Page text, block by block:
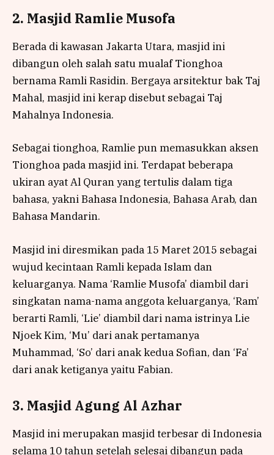
2. Masjid Ramlie Musofa
Berada di kawasan Jakarta Utara, masjid ini
dibangun oleh salah satu mualaf Tionghoa
bernama Ramli Rasidin. Bergaya arsitektur bak Taj
Mahal, masjid ini kerap disebut sebagai Taj
Mahalnya Indonesia.
Sebagai tionghoa, Ramlie pun memasukkan aksen
Tionghoa pada masjid ini. Terdapat beberapa
ukiran ayat Al Quran yang tertulis dalam tiga
bahasa, yakni Bahasa Indonesia, Bahasa Arab, dan
Bahasa Mandarin.
Masjid ini diresmikan pada 15 Maret 2015 sebagai
wujud kecintaan Ramli kepada Islam dan
keluarganya. Nama ‘Ramlie Musofa’ diambil dari
singkatan nama-nama anggota keluarganya, ‘Ram’
berarti Ramli, ‘Lie’ diambil dari nama istrinya Lie
Njoek Kim, ‘Mu’ dari anak pertamanya
Muhammad, ‘So’ dari anak kedua Sofian, dan ‘Fa’
dari anak ketiganya yaitu Fabian.
3. Masjid Agung Al Azhar
Masjid ini merupakan masjid terbesar di Indonesia
selama 10 tahun setelah selesai dibangun pada